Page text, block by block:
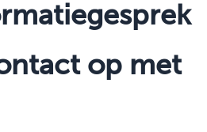
op met